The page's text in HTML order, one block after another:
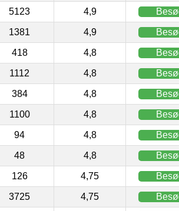
5123 4,9
1381 4,9
418 4,8
1112 4,8
384 4,8
1100 4,8
94 4,8
48 4,8
126 4,75
3725 4,75